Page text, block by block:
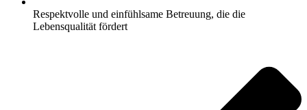
Respektvolle und einfühlsame Betreuung, die die
Lebensqualität fördert